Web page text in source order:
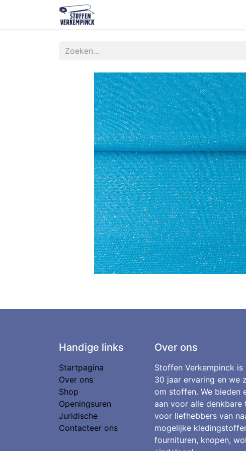
Handige links
Startpagina
Over ons
Shop
Openingsuren
Juridische
Contacteer ons
Over ons
Stoffen Verkempinck
30 jaar ervaring en we
om stoffen. We bieden
aan voor alle
voor liefhebbers van
mogelijke
fournituren, knopen,